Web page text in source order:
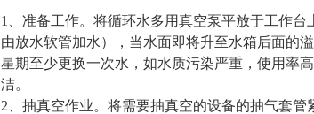
1、准备工作。将循环水多用真空泵平放于工作
由放水软管加水），当水面即将升至水箱后面的
星期至少更换一次水，如水质污染严重，使用率
洁。
2、抽真空作业。将需要抽真空的设备的抽气套